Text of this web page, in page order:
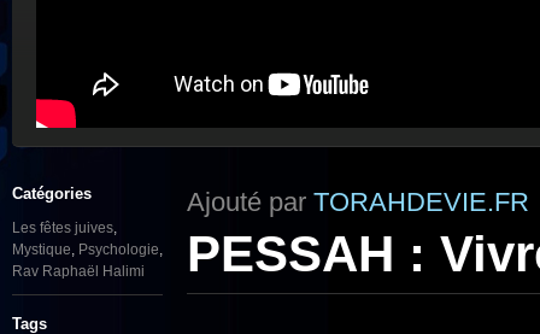
Catégories
Les fêtes juives,
Mystique, Psychologie,
Rav Raphaël Halimi
Tags
Ajouté par TORAHDEVIE.FR
PESSAH :